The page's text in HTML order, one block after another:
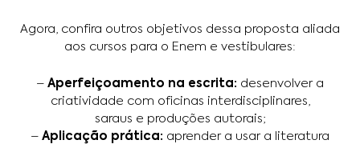
Agora, confira outros objetivos dessa proposta aliada
aos cursos para o Enem e vestibulares:
– Aperfeiçoamento na escrita: desenvolver a
criatividade com oficinas interdisciplinares,
saraus e produções autorais;
– Aplicação prática: aprender a usar a literatura